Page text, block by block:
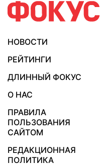
НОВОСТИ
РЕЙТИНГИ
ДЛИННЫЙ ФОКУС
О НАС
ПРАВИЛА
ПОЛЬЗОВАНИЯ
САЙТОМ
РЕДАКЦИОННАЯ
ПОЛИТИКА